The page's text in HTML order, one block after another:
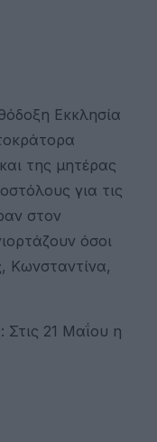
Εκκλησία
της μητέρας
για τις
στον
όσοι
Κωνσταντίνα,
Στις 21 Μαΐου η